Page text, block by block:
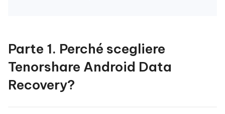
Parte 1. Perché scegliere
Tenorshare Android Data
Recovery?